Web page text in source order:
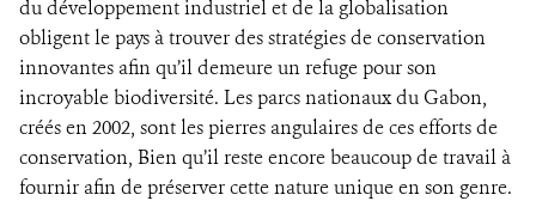
du développement industriel et de la globalisation
obligent le pays à trouver des stratégies de conservation
innovantes afin qu’il demeure un refuge pour son
incroyable biodiversité. Les parcs nationaux du Gabon,
créés en 2002, sont les pierres angulaires de ces efforts de
conservation, Bien qu’il reste encore beaucoup de travail à
fournir afin de préserver cette nature unique en son genre.